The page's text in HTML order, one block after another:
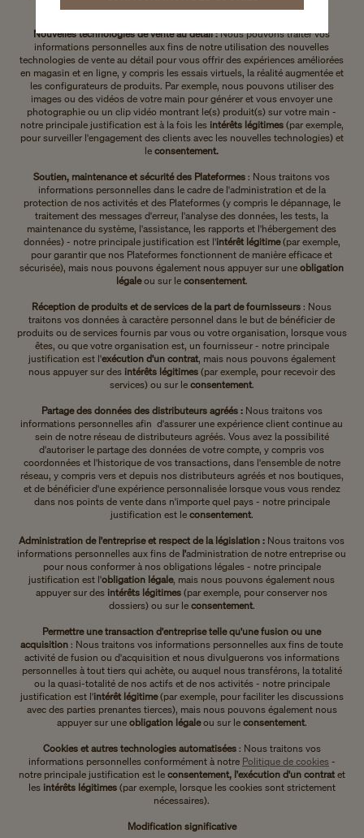
nous pouvons également nous appuyer sur leconsentement
Nouvelles technologies de vente au détail :Nous pouvons traiter vos
informations personnelles aux fins de notre utilisation des nouvelles
technologies de vente au détail pour vous offrir des expériences améliorées
en magasin et en ligne, y compris les essais virtuels, la réalité augmentée et
les configurateurs de produits. Par exemple, nous pouvons utiliser des
images ou des vidéos de votre main pour générer et vous envoyer une
photographie ou un clip vidéo montrant le(s) produit(s) sur votre main -
notre principale justification est à la fois les intérêts légitimes (par exemple,
pour surveiller l'engagement des clients avec les nouvelles technologies) et
leconsentement.
Soutien, maintenance et sécurité des Plateformes: Nous traitons vos
informations personnelles dans le cadre de l'administration et de la
protection de nos activités et des Plateformes (y compris le dépannage, le
traitement des messages d'erreur, l'analyse des données, les tests, la
maintenance du système, l'assistance, les rapports et l'hébergement des
données) - notre principale justification est l'intérêt légitime(par exemple,
pour garantir que nos Plateformes fonctionnent de manière efficace et
sécurisée), mais nous pouvons également nous appuyer sur uneobligation
légaleou sur le consentement.
Réception de produits et de services de la part de fournisseurs: Nous
traitons vos données à caractère personnel dans le but de bénéficier de
produits ou de services fournis par vous ou votre organisation, lorsque vous
êtes, ou que votre organisation est, un fournisseur - notre principale
justification est l'exécution d'un contrat, mais nous pouvons également
nous appuyer sur des intérêts légitimes (par exemple, pour recevoir des
services) ou sur le consentement.
Partage des données des distributeurs agréés : Nous traitons vos
informations personnelles afin d'assurer une expérience client continue au
sein de notre réseau de distributeurs agréés. Vous avez la possibilité
d'autoriser le partage des données de votre compte, y compris vos
coordonnées et l'historique de vos transactions, dans l'ensemble de notre
réseau, y compris vers et depuis nos distributeurs agréés et nos boutiques,
et de bénéficier d'une expérience personnalisée lorsque vous vous rendez
dans nos points de vente dans n'importe quel pays - notre principale
justification est le consentement.
Administration de l'entreprise et respect de la législation : Nous traitons vos
informations personnelles aux fins de l'administration de notre entreprise ou
pour nous conformer à nos obligations légales - notre principale
justification est l'obligation légale, mais nous pouvons également nous
appuyer sur des intérêts légitimes(par exemple, pour conserver nos
dossiers) ou sur le consentement.
Permettre une transaction d'entreprise telle qu'une fusion ou une
acquisition: Nous traitons vos informations personnelles aux fins de toute
activité de fusion ou d'acquisition et nous divulguerons vos informations
personnelles à tout tiers qui achète, ou auquel nous transférons, la totalité
ou la quasi-totalité de nos actifs et de nos activités - notre principale
justification est l'intérêt légitime(par exemple, pour faciliter les discussions
avec des parties prenantes tierces), mais nous pouvons également nous
appuyer sur une obligation légaleou sur le consentement.
Cookies et autres technologies automatisées : Nous traitons vos
informations personnelles conformément à notre Politique de cookies-
notre principale justification est le consentement, l'exécution d'un contrat et
les intérêts légitimes (par exemple, lorsque les cookies sont strictement
nécessaires).
Modification significative